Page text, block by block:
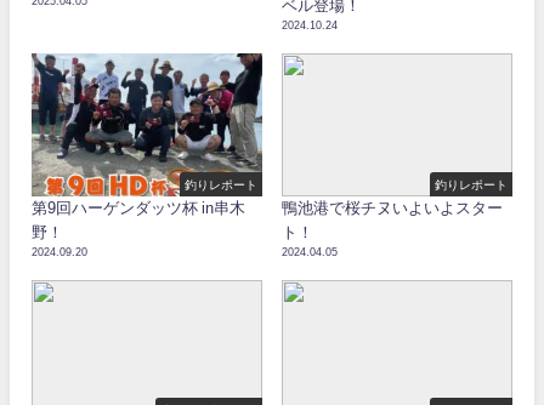
ベル登場！
2024.10.24
釣りレポート
第9回ハーゲンダッツ杯 in串木
野！
2024.09.20
釣りレポート
鴨池港で桜チヌいよいよスター
ト！
2024.04.05